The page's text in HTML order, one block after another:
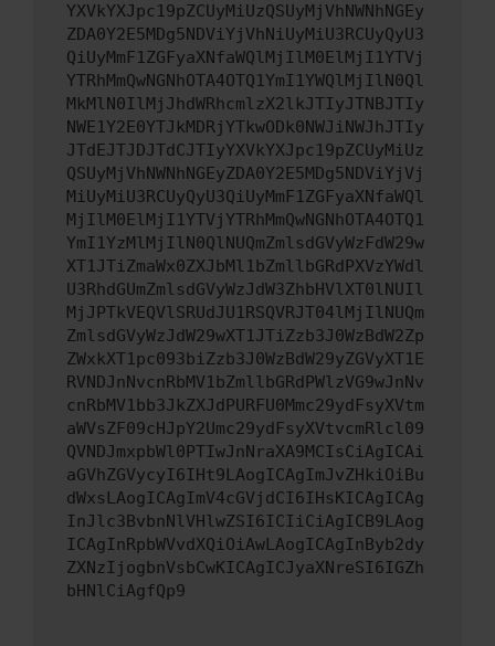
YXVkYXJpc19pZCUyMiUzQSUyMjVhNWNhNGEy
ZDA0Y2E5MDg5NDViYjVhNiUyMiU3RCUyQyU3
QiUyMmF1ZGFyaXNfaWQlMjIlM0ElMjI1YTVj
YTRhMmQwNGNhOTA4OTQ1YmI1YWQlMjIlN0Ql
MkMlN0IlMjJhdWRhcmlzX2lkJTIyJTNBJTIy
NWE1Y2E0YTJkMDRjYTkwODk0NWJiNWJhJTIy
JTdEJTJDJTdCJTIyYXVkYXJpc19pZCUyMiUz
QSUyMjVhNWNhNGEyZDA0Y2E5MDg5NDViYjVj
MiUyMiU3RCUyQyU3QiUyMmF1ZGFyaXNfaWQl
MjIlM0ElMjI1YTVjYTRhMmQwNGNhOTA4OTQ1
YmI1YzMlMjIlN0QlNUQmZmlsdGVyWzFdW29w
XT1JTiZmaWx0ZXJbMl1bZmllbGRdPXVzYWdl
U3RhdGUmZmlsdGVyWzJdW3ZhbHVlXT0lNUIl
MjJPTkVEQVlSRUdJU1RSQVRJT04lMjIlNUQm
ZmlsdGVyWzJdW29wXT1JTiZzb3J0WzBdW2Zp
ZWxkXT1pc093biZzb3J0WzBdW29yZGVyXT1E
RVNDJnNvcnRbMV1bZmllbGRdPWlzVG9wJnNv
cnRbMV1bb3JkZXJdPURFU0Mmc29ydFsyXVtm
aWVsZF09cHJpY2Umc29ydFsyXVtvcmRlcl09
QVNDJmxpbWl0PTIwJnNraXA9MCIsCiAgICAi
aGVhZGVycyI6IHt9LAogICAgImJvZHkiOiBu
dWxsLAogICAgImV4cGVjdCI6IHsKICAgICAg
InJlc3BvbnNlVHlwZSI6ICIiCiAgICB9LAog
ICAgInRpbWVvdXQiOiAwLAogICAgInByb2dy
ZXNzIjogbnVsbCwKICAgICJyaXNreSI6IGZh
bHNlCiAgfQp9